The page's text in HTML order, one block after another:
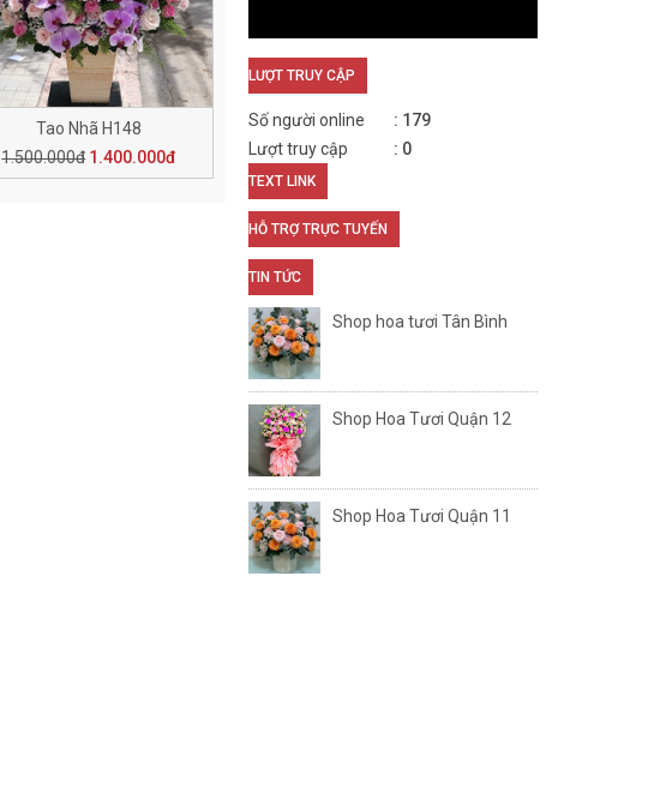
Tao Nhã H148
1.500.000đ 1.400.000đ
LƯỢT TRUY CẬP
Số người online
179
Lượt truy cập
0
TEXT LINK
HỖ TRỢ TRỰC TUYẾN
TIN TỨC
Shop hoa tươi Tân Bình
Shop Hoa Tươi Quận 12
Shop Hoa Tươi Quận 11